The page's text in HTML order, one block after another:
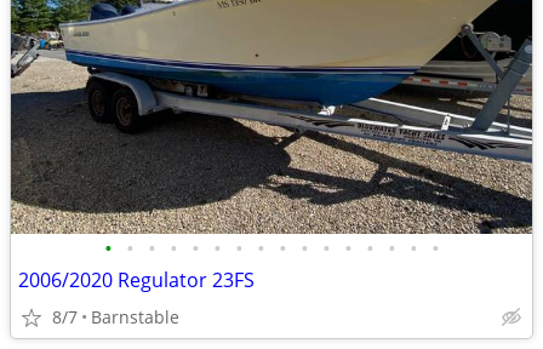
• • • • • • • • • • • • • • • •
2006/2020 Regulator 23FS
8/7 Barnstable